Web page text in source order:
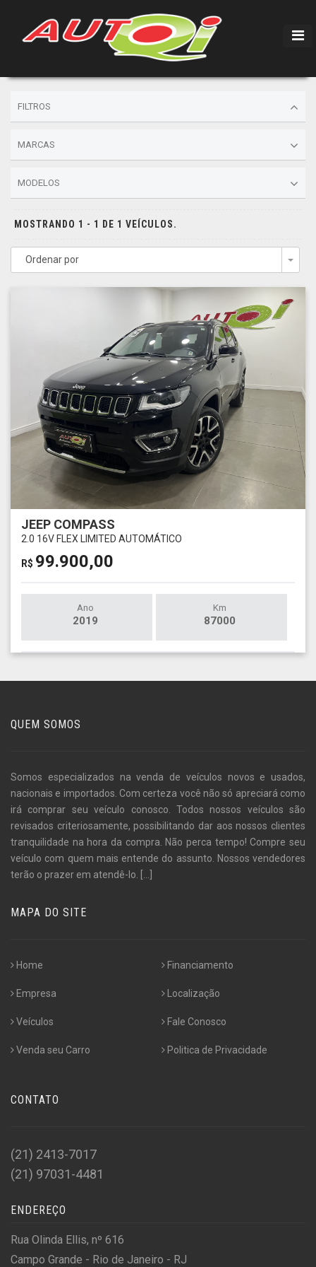
FILTROS
MARCAS
MODELOS
MOSTRANDO 1 - 1 DE 1 VEÍCULOS.
Ordenar por
JEEP COMPASS
2.0 16V FLEX LIMITED AUTOMÁTICO
R$ 99.900,00
Ano
2019
Km
87000
QUEM SOMOS
Somos especializados na venda de veículos novos e usados,
nacionais e importados. Com certeza você não só apreciará como
irá comprar seu veículo conosco. Todos nossos veículos são
revisados criteriosamente, possibilitando dar aos nossos clientes
tranquilidade na hora da compra. Não perca tempo! Compre seu
veículo com quem mais entende do assunto. Nossos vendedores
terão o prazer em atendê-lo. [...]
MAPA DO SITE
Home
Empresa
Veículos
Venda seu Carro
Financiamento
Localização
Fale Conosco
Politica de Privacidade
CONTATO
(21) 2413-7017
(21) 97031-4481
ENDEREÇO
Rua Olinda Ellis, nº 616
Campo Grande - Rio de Janeiro - RJ